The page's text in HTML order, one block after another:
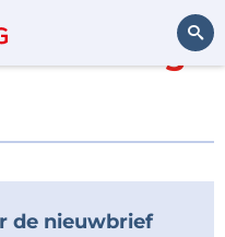
College
de nieuwbrief